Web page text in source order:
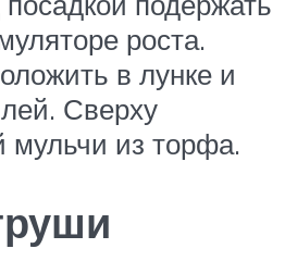
роста.
в лунке и
Сверху
мульчи из торфа.